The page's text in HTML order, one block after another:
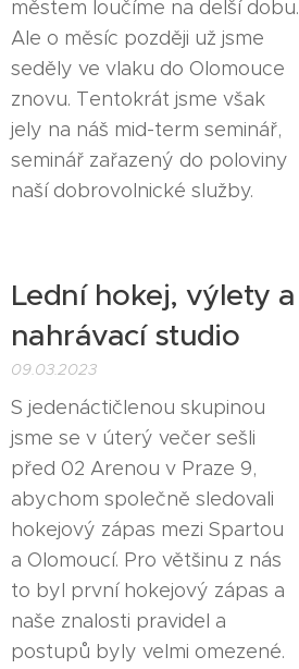
městem loučíme na delší dobu.
Ale o měsíc později už jsme
seděly ve vlaku do Olomouce
znovu. Tentokrát jsme však
jely na náš mid-term seminář,
seminář zařazený do poloviny
naší dobrovolnické služby.
Lední hokej, výlety a
nahrávací studio
09.03.2023
S jedenáctičlenou skupinou
jsme se v úterý večer sešli
před 02 Arenou v Praze 9,
abychom společně sledovali
hokejový zápas mezi Spartou
a Olomoucí. Pro většinu z nás
to byl první hokejový zápas a
naše znalosti pravidel a
postupů byly velmi omezené.